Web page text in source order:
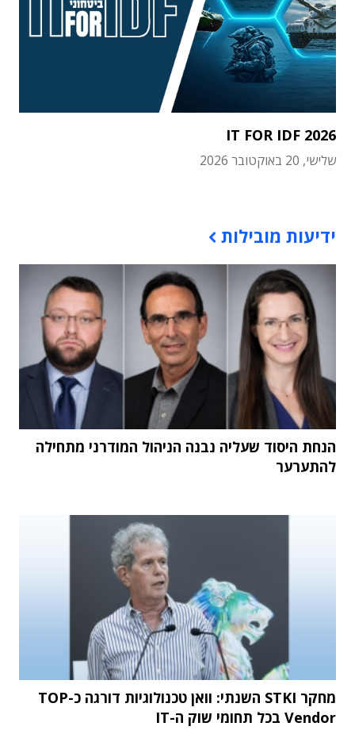
IT FOR IDF 2026
שלישי, 20 באוקטובר 2026
ידיעות מובילות
הנחת היסוד שעליה נבנה הניהול המודרני מתחילה
להתערער
מחקר STKI השנתי: וואן טכנולוגיות דורגה כ-TOP
Vendor בכל תחומי שוק ה-IT